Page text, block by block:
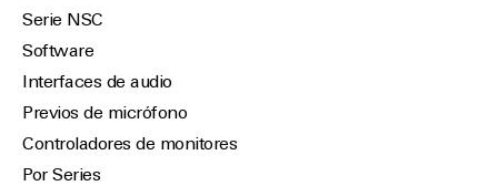
Serie NSC
Software
Interfaces de audio
Previos de micrófono
Controladores de monitores
Por Series